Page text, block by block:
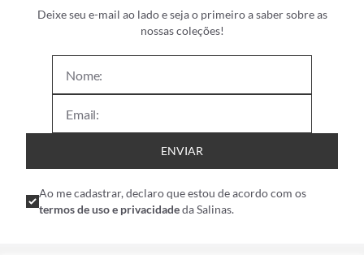
Deixe seu e-mail ao lado e seja o primeiro a saber sobre as
nossas coleções!
ENVIAR
Ao me cadastrar, declaro que estou de acordo com os
termos de uso e privacidadeda Salinas.